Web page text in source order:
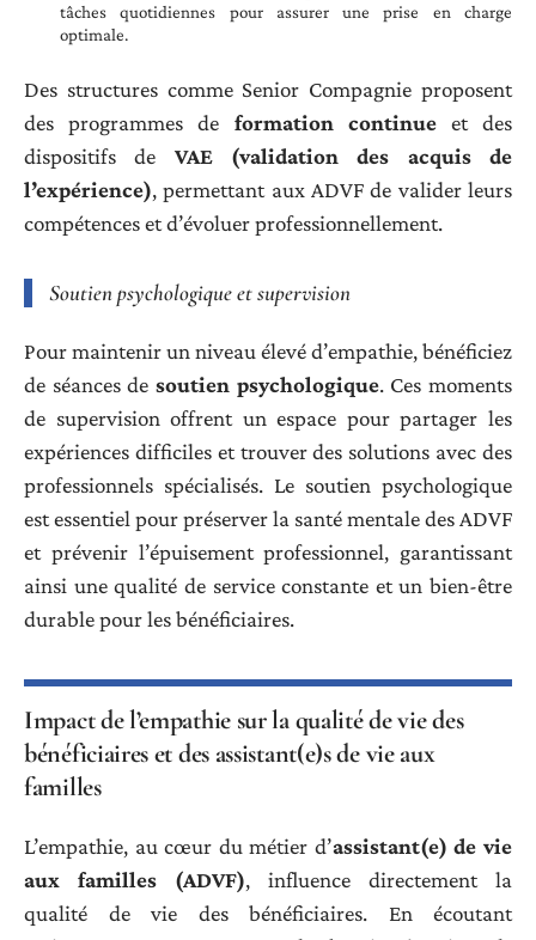
tâches quotidiennes pour assurer une prise en charge
optimale.
Des structures comme Senior Compagnie proposent
des programmes de formation continueet des
dispositifs de VAE (validation des acquis de
l’expérience), permettant aux ADVF de valider leurs
compétences et d’évoluer professionnellement.
Soutien psychologique et supervision
Pour maintenir un niveau élevé d’empathie, bénéficiez
de séances de soutien psychologique. Ces moments
de supervision offrent un espace pour partager les
expériences difficiles et trouver des solutions avec des
professionnels spécialisés. Le soutien psychologique
est essentiel pour préserver la santé mentale des ADVF
et prévenir l’épuisement professionnel, garantissant
ainsi une qualité de service constante et un bien-être
durable pour les bénéficiaires.
Impact de l’empathie sur la qualité de vie des
bénéficiaires et des assistant(e)s de vie aux
familles
L’empathie, au cœur du métier d’assistant(e) de vie
aux familles (ADVF), influence directement la
qualité de vie des bénéficiaires. En écoutant